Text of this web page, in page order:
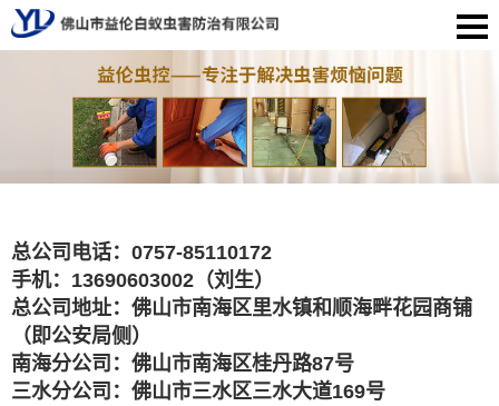
总公司电话：0757-85110172
手机：13690603002（刘生）
总公司地址：佛山市南海区里水镇和顺海畔花园商铺
（即公安局侧）
南海分公司：佛山市南海区桂丹路87号
三水分公司：佛山市三水区三水大道169号